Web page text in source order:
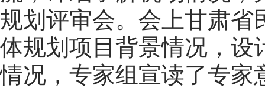
规划评审会。会上甘肃省
体规划项目背景情况，设
情况，专家组宣读了专家